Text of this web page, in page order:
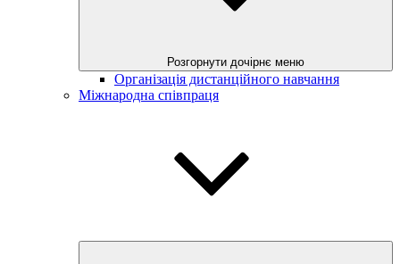
Розгорнути дочірнє меню
Організація дистанційного навчання
Міжнародна співпраця